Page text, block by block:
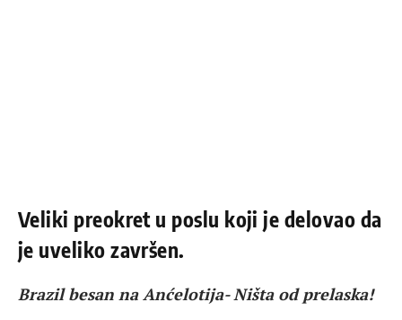
Veliki preokret u poslu koji je delovao da
je uveliko završen.
Brazil besan na Anćelotija- Ništa od prelaska!